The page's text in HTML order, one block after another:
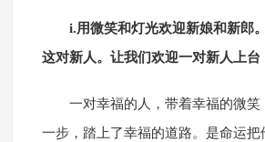
i.用微笑和灯光欢迎新娘和新郎
这对新人。让我们欢迎一对新人上台
一对幸福的人，带着幸福的微笑
一步，踏上了幸福的道路。是命运把